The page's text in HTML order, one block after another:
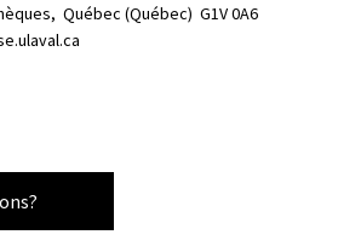
Québec (Québec)  G1V 0A6
LinkedIn
sur Instagram